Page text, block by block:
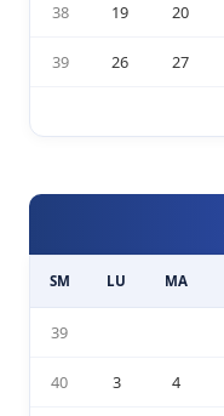
38 19 20
39 26 27
SM LU MA
39
40 3 4